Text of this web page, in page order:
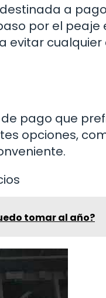
a
por el peaje
cualquier
pago que
opciones,
tomar al año?